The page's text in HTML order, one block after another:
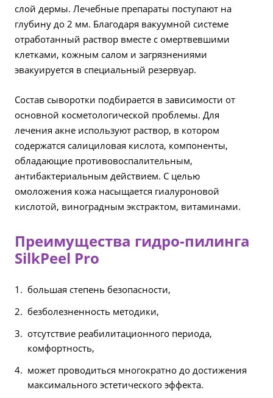
слой дермы. Лечебные препараты поступают на
глубину до 2 мм. Благодаря вакуумной системе
отработанный раствор вместе с омертвевшими
клетками, кожным салом и загрязнениями
эвакуируется в специальный резервуар.
Состав сыворотки подбирается в зависимости от
основной косметологической проблемы. Для
лечения акне используют раствор, в котором
содержатся салициловая кислота, компоненты,
обладающие противовоспалительным,
антибактериальным действием. С целью
омоложения кожа насыщается гиалуроновой
кислотой, виноградным экстрактом, витаминами.
Преимущества гидро-пилинга
SilkPeel Pro
большая степень безопасности,
безболезненность методики,
отсутствие реабилитационного периода,
комфортность,
может проводиться многократно до достижения
максимального эстетического эффекта.